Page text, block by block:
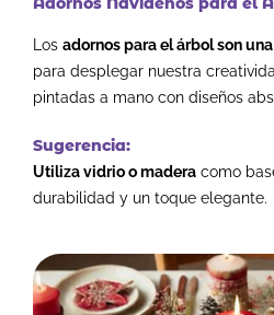
Los adornos para el árbol son
para desplegar nuestra
pintadas a mano con diseños
Sugerencia:
Utiliza vidrio o madera como
durabilidad y un toque elegante.